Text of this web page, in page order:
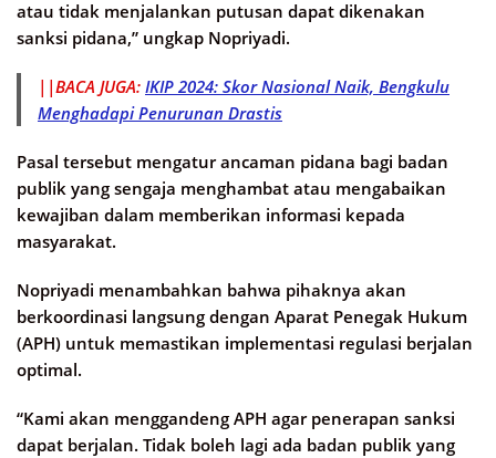
atau tidak menjalankan putusan dapat dikenakan
sanksi pidana,” ungkap Nopriyadi.
||BACA JUGA: IKIP 2024: Skor Nasional Naik, Bengkulu
Menghadapi Penurunan Drastis
Pasal tersebut mengatur ancaman pidana bagi badan
publik yang sengaja menghambat atau mengabaikan
kewajiban dalam memberikan informasi kepada
masyarakat.
Nopriyadi menambahkan bahwa pihaknya akan
berkoordinasi langsung dengan Aparat Penegak Hukum
(APH) untuk memastikan implementasi regulasi berjalan
optimal.
“Kami akan menggandeng APH agar penerapan sanksi
dapat berjalan. Tidak boleh lagi ada badan publik yang